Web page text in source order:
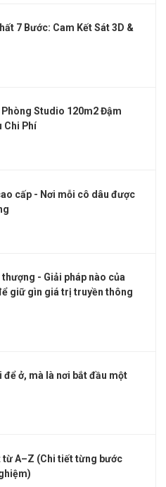
7 Bước: Cam Kết Sát 3D &
Studio 120m2 Đậm
Chi Phí
cấp - Nơi mỗi cô dâu được
- Giải pháp nào của
giữ gìn giá trị truyền thông
để ở, mà là nơi bắt đầu một
từ A–Z (Chi tiết từng bước